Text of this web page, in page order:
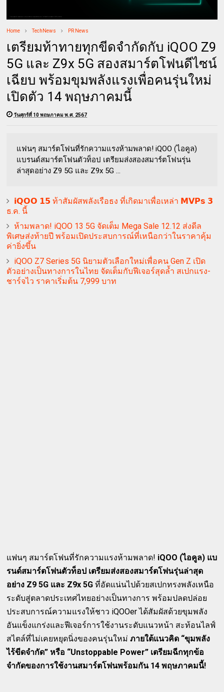
Home TechNews PR News
เตรียมท้าทายทุกขีดจำกัดกับ iQOO Z9
5G และ Z9x 5G สองสมาร์ตโฟนดีไซน์
เฉียบ พร้อมขุมพลังแรงเพื่อคนรุ่นใหม่
เปิดตัว 14 พฤษภาคมนี้
วันศุกร์ที่ 10 พฤษภาคม พ.ศ. 2567
แฟนๆ สมาร์ตโฟนที่รักความแรงห้ามพลาด! iQOO (ไอคูล)
แบรนด์สมาร์ตโฟนตัวท็อป เตรียมส่งสองสมาร์ตโฟนรุ่น
ล่าสุดอย่าง Z9 5G และ Z9x 5G ...
𝗶𝗤𝗢𝗢 𝟭𝟱 ท้าสัมผัสพลังเรือธง ที่เกิดมาเพื่อเหล่า 𝗠𝗩𝗣𝘀 𝟯
ธ.ค. นี้
ห้ามพลาด! iQOO 13 5G จัดเต็ม Mega Sale 12.12 ส่งดีล
พิเศษส่งท้ายปี พร้อมเปิดประสบการณ์ที่เหนือกว่าในราคาคุ้ม
ค่ายิ่งขึ้น
iQOO Z7 Series 5G นิยามตัวเลือกใหม่เพื่อคน Gen Z เปิด
ตัวอย่างเป็นทางการในไทย จัดเต็มกับฟีเจอร์สุดล้ำ สเปกแรง-
ชาร์จไว ราคาเริ่มต้น 7,999 บาท
แฟนๆ สมาร์ตโฟนที่รักความแรงห้ามพลาด! iQOO (ไอคูล) แบ
รนด์สมาร์ตโฟนตัวท็อป เตรียมส่งสองสมาร์ตโฟนรุ่นล่าสุด
อย่าง Z9 5G และ Z9x 5G ที่อัดแน่นไปด้วยสเปกทรงพลังเหนือ
ระดับสู่ตลาดประเทศไทยอย่างเป็นทางการ พร้อมปลดปล่อย
ประสบการณ์ความแรงให้ชาว iQOOer ได้สัมผัสด้วยขุมพลัง
อันแข็งแกร่งและฟีเจอร์การใช้งานระดับแนวหน้า สะท้อนไลฟ์
สไตล์ที่ไม่เคยหยุดนิ่งของคนรุ่นใหม่ภายใต้แนวคิด “ขุมพลัง
ไร้ขีดจำกัด” หรือ “Unstoppable Power” เตรียมฉีกทุกข้อ
จำกัดของการใช้งานสมาร์ตโฟนพร้อมกัน 14 พฤษภาคมนี้!